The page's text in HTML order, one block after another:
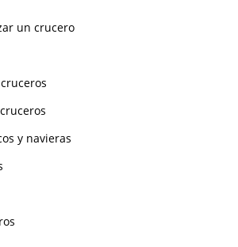
un crucero
y navieras